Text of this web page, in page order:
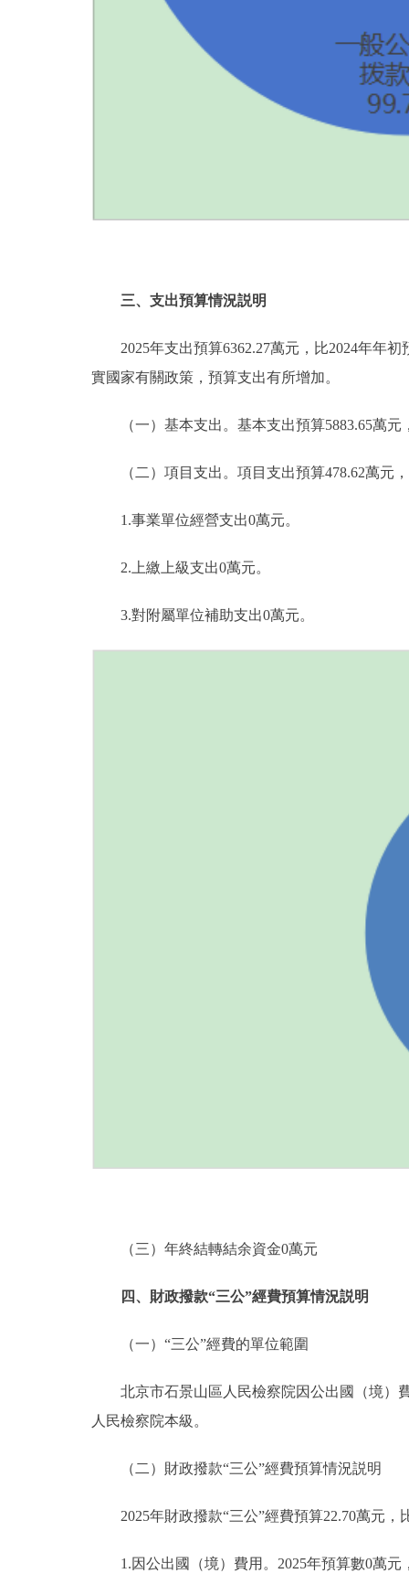
三、支出預算情況説明
2025年支出預算6362.27萬元，比2024年年初
實國家有關政策，預算支出有所增加。
（一）基本支出。基本支出預算5883.65萬元，
（二）項目支出。項目支出預算478.62萬元，
1.事業單位經營支出0萬元。
2.上繳上級支出0萬元。
3.對附屬單位補助支出0萬元。
（三）年終結轉結余資金0萬元
四、財政撥款“三公”經費預算情況説明
（一）“三公”經費的單位範圍
北京市石景山區人民檢察院因公出國（境）費
人民檢察院本級。
（二）財政撥款“三公”經費預算情況説明
2025年財政撥款“三公”經費預算22.70萬元，
1.因公出國（境）費用。2025年預算數0萬元